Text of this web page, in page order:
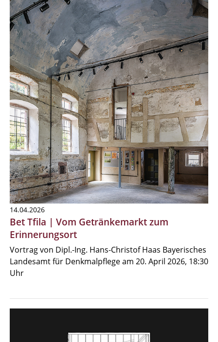
14.04.2026
Bet Tfila | Vom Getränkemarkt zum
Erinnerungsort
Vortrag von Dipl.-Ing. Hans-Christof Haas Bayerisches
Landesamt für Denkmalpflege am 20. April 2026, 18:30
Uhr